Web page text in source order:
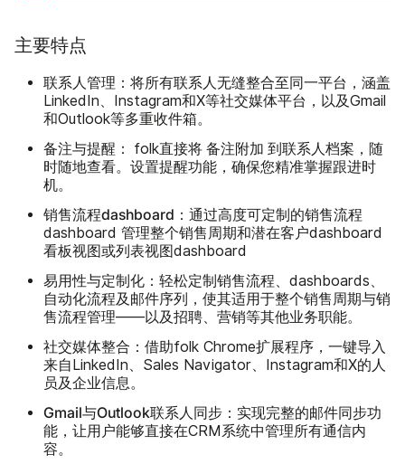
主要特点
联系人管理： 将所有联系人无缝整合至同一平台，涵盖
LinkedIn、Instagram和X等社交媒体平台，以及Gmail
和Outlook等多重收件箱。
备注与提醒： folk直接将 备注附加 到联系人档案，随
时随地查看。设置提醒功能，确保您精准掌握跟进时
机。
销售流程dashboard： 通过高度可定制的销售流程
dashboard 管理整个销售周期和潜在客户dashboard
看板视图或列表视图dashboard
易用性与定制化： 轻松定制销售流程、dashboards、
自动化流程及邮件序列，使其适用于整个销售周期与销
售流程管理——以及招聘、营销等其他业务职能。
社交媒体整合： 借助folk Chrome扩展程序，一键导入
来自LinkedIn、Sales Navigator、Instagram和X的人
员及企业信息。
Gmail与Outlook联系人同步： 实现完整的邮件同步功
能，让用户能够直接在CRM系统中管理所有通信内
容。